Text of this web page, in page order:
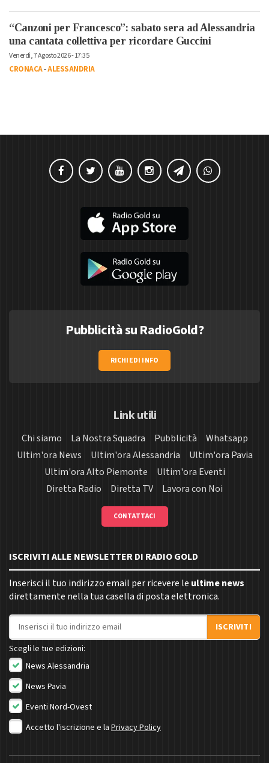
“Canzoni per Francesco”: sabato sera ad Alessandria
una cantata collettiva per ricordare Guccini
Venerdì, 7 Agosto 2026 - 17:35
CRONACA-ALESSANDRIA
Pubblicità su RadioGold?
RICHIEDI INFO
Link utili
Chi siamo La Nostra Squadra Pubblicità
Whatsapp
Ultim'ora News
Ultim'ora Alessandria
Ultim'ora Pavia
Ultim'ora Alto Piemonte
Ultim'ora Eventi
Diretta Radio
Diretta TV Lavora con Noi
CONTATTACI
ISCRIVITI ALLE NEWSLETTER DI RADIO GOLD
Inserisci il tuo indirizzo email per ricevere le ultime news
direttamente nella tua casella di posta elettronica.
Indirizzo email
ISCRIVITI
Scegli le tue edizioni:
News Alessandria
News Pavia
Eventi Nord-Ovest
Accetto l'iscrizione e la Privacy Policy